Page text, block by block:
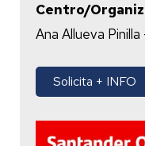
Centro/
Ana Allueva
Solicita + INFO